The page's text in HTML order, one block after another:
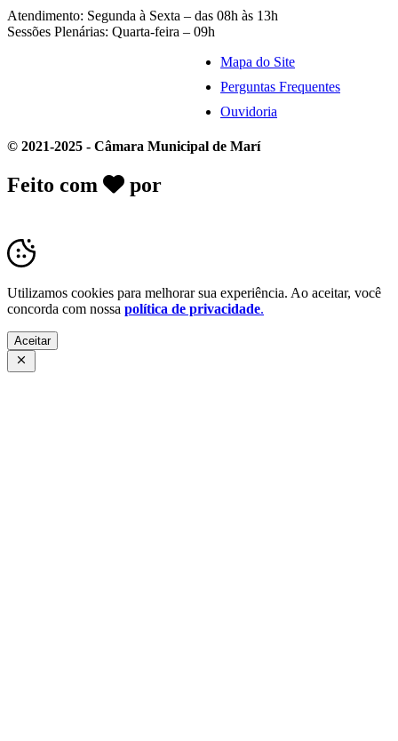
Atendimento: Segunda à Sexta – das 08h às 13h
Sessões Plenárias: Quarta-feira – 09h
Mapa do Site
Perguntas Frequentes
Ouvidoria
© 2021-2025 - Câmara Municipal de Marí
Feito com por
Utilizamos cookies para melhorar sua experiência. Ao aceitar, você
concorda com nossa política de privacidade.
Aceitar